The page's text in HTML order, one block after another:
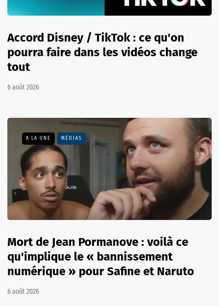
Accord Disney / TikTok : ce qu'on
pourra faire dans les vidéos change
tout
6 août 2026
A LA UNE MÉDIAS
Mort de Jean Pormanove : voilà ce
qu'implique le « bannissement
numérique » pour Safine et Naruto
6 août 2026